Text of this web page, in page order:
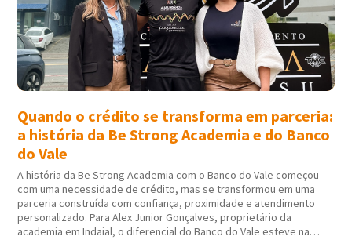
Quando o crédito se transforma em parceria:
a história da Be Strong Academia e do Banco
do Vale
A história da Be Strong Academia com o Banco do Vale começou
com uma necessidade de crédito, mas se transformou em uma
parceria construída com confiança, proximidade e atendimento
personalizado. Para Alex Junior Gonçalves, proprietário da
academia em Indaial, o diferencial do Banco do Vale esteve na